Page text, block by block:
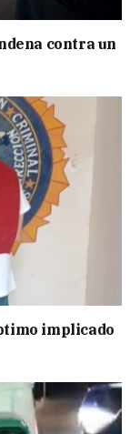
contra un
implicado